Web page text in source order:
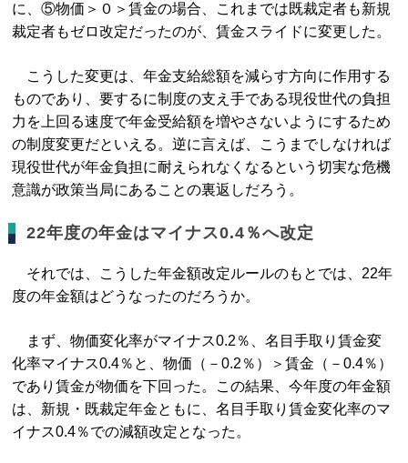
に、⑤物価＞０＞賃金の場合、これまでは既裁定者も新規
裁定者もゼロ改定だったのが、賃金スライドに変更した。
こうした変更は、年金支給総額を減らす方向に作用する
ものであり、要するに制度の支え手である現役世代の負担
力を上回る速度で年金受給額を増やさないようにするため
の制度変更だといえる。逆に言えば、こうまでしなければ
現役世代が年金負担に耐えられなくなるという切実な危機
意識が政策当局にあることの裏返しだろう。
22年度の年金はマイナス0.4％へ改定
それでは、こうした年金額改定ルールのもとでは、22年
度の年金額はどうなったのだろうか。
まず、物価変化率がマイナス0.2％、名目手取り賃金変
化率マイナス0.4％と、物価（－0.2％）＞賃金（－0.4％）
であり賃金が物価を下回った。この結果、今年度の年金額
は、新規・既裁定年金ともに、名目手取り賃金変化率のマ
イナス0.4％での減額改定となった。